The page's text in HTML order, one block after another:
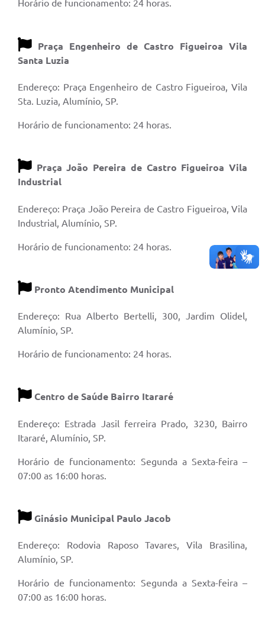
Horário de funcionamento: 24 horas.
Praça Engenheiro de Castro Figueiroa Vila
Santa Luzia
Endereço: Praça Engenheiro de Castro Figueiroa, Vila
Sta. Luzia, Alumínio, SP.
Horário de funcionamento: 24 horas.
Praça João Pereira de Castro Figueiroa Vila
Industrial
Endereço: Praça João Pereira de Castro Figueiroa, Vila
Industrial, Alumínio, SP.
Horário de funcionamento: 24 horas.
Pronto Atendimento Municipal
Endereço: Rua Alberto Bertelli, 300, Jardim Olidel,
Alumínio, SP.
Horário de funcionamento: 24 horas.
Centro de Saúde Bairro Itararé
Endereço: Estrada Jasil ferreira Prado, 3230, Bairro
Itararé, Alumínio, SP.
Horário de funcionamento: Segunda a Sexta-feira –
07:00 as 16:00 horas.
Ginásio Municipal Paulo Jacob
Endereço: Rodovia Raposo Tavares, Vila Brasilina,
Alumínio, SP.
Horário de funcionamento: Segunda a Sexta-feira –
07:00 as 16:00 horas.